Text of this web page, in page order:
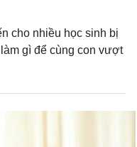
cho nhiều học sinh bị
gì để cùng con vượt